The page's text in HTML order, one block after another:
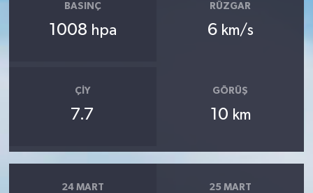
BASINÇ
1008 hpa
RÜZGAR
6 km/s
ÇIY
7.7
GÖRÜŞ
10 km
24 MART 25 MART